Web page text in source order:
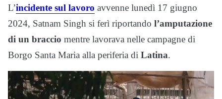
L’incidente sul lavoro avvenne lunedì 17 giugno
2024, Satnam Singh si ferì riportando l’amputazione
di un braccio mentre lavorava nelle campagne di
Borgo Santa Maria alla periferia di Latina.